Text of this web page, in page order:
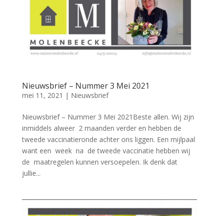
Nieuwsbrief – Nummer 3 Mei 2021
mei 11, 2021 | Nieuwsbrief
Nieuwsbrief – Nummer 3 Mei 2021Beste allen. Wij zijn
inmiddels alweer 2 maanden verder en hebben de
tweede vaccinatieronde achter ons liggen. Een mijlpaal
want een week na de tweede vaccinatie hebben wij
de maatregelen kunnen versoepelen. Ik denk dat
jullie...